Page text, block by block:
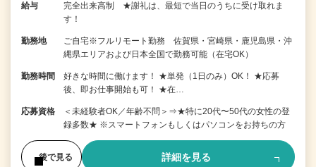
給与
完全出来高制 ★謝礼は、最短で当日のうちに受け取れま
す！
勤務地
ご自宅※フルリモート勤務 佐賀県・宮崎県・鹿児島県・沖
縄県エリアおよび日本全国で勤務可能（在宅OK）
勤務時間
好きな時間に働けます！ ★単発（1日のみ）OK！ ★応募
後、即お仕事開始も可！ ★在…
応募資格
＜未経験者OK／年齢不問＞⇒★特に20代〜50代の女性の登
録多数★ ※スマートフォンもしくはパソコンをお持ちの方
後で見る 詳細を見る